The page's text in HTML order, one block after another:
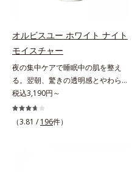
ロニセラカエルレア果汁、ノバラエ
キス配合＝うるおいを与えハリと透
明感に満ちた肌へ導く保湿成分*9
メマツヨイグサ抽出液、スイカズラ
エキス配合＝角層のすみずみまで水
分・油分を保ち、ハリ・ツヤを与え
る保湿成分*10 気持ちのこと各商品
の詳しい情報は商品ページをご覧く
て、独自研究に基づいたアプローチ
成分「MCアクティベーター
(*5)」。肌のうるおいを引き出し・
高めて、ハリ感あふれる肌へと導き
ます。うるおいに満ちたゆらがない
肌をご体感いただくために設計され
た3ステップで、いつも力強く美し
くあり続けるあなたを応援します。
オルビスユー ホワイト ナイト
モイスチャー
夜の集中ケアで睡眠中の肌を整え
る。翌朝、驚きの透明感とやわらか
さを感じて。若々しく透明感のある
美肌を構成する要素と、年齢肌(*1)
のメラニン生成にアプローチして、
税込3,190円～
（3.81 / 196件）